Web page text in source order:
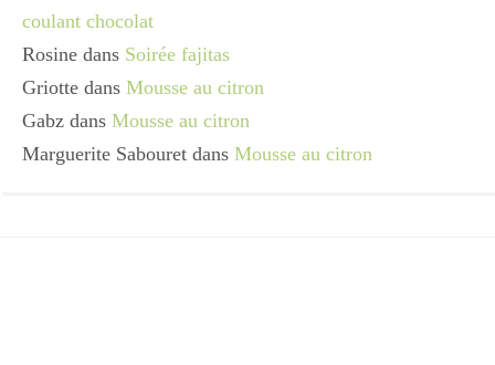
coulant chocolat
Rosine dans Soirée fajitas
Griotte dans Mousse au citron
Gabz dans Mousse au citron
Marguerite Sabouret dans Mousse au citron